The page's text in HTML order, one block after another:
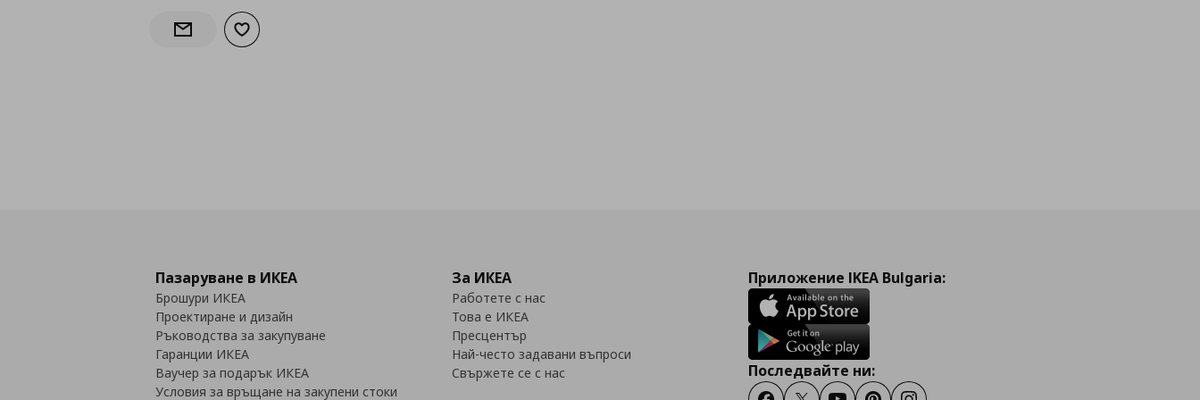
Информирай ме за наличност
Добави към списъка с любими
Пазаруване в ИКЕА
Брошури ИКЕА
Проектиране и дизайн
Ръководства за закупуване
Гаранции ИКЕА
Ваучер за подарък ИКЕА
Условия за връщане на закупени стоки
За ИКЕА
Работете с нас
Това е ИКЕА
Пресцентър
Най-често задавани въпроси
Свържете се с нас
Приложение IKEA Bulgaria:
Последвайте ни: